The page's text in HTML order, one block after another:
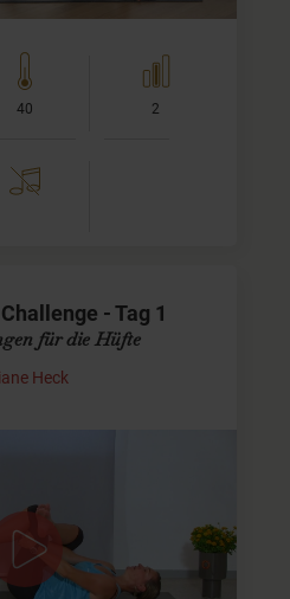
40 2
- Tag 1
für die Hüfte
Heck
Du für fünf Tage jeden Morgen
Mach mit und finde es heraus!
auf Deine Stimmung im…